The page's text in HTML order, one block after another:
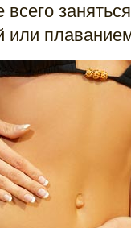
или